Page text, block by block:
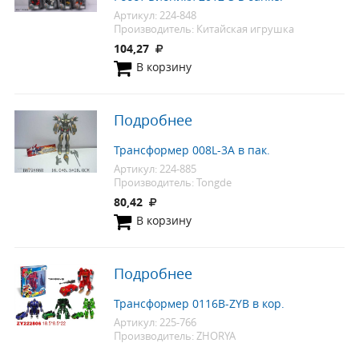
Артикул: 224-848
Производитель: Китайская игрушка
104,27
В корзину
Подробнее
Трансформер 008L-3А в пак.
Артикул: 224-885
Производитель: Tongde
80,42
В корзину
Подробнее
Трансформер 0116B-ZYB в кор.
Артикул: 225-766
Производитель: ZHORYA